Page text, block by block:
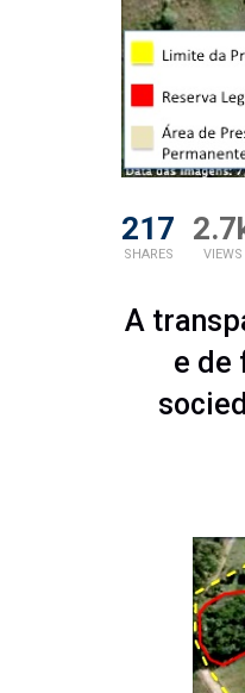
217
SHARES VIEWS
A
e de